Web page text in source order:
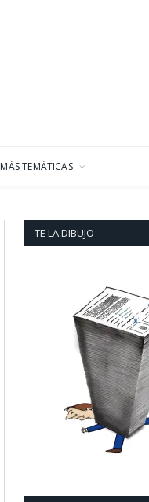
MÁS TEMÁTICAS
TE LA DIBUJO